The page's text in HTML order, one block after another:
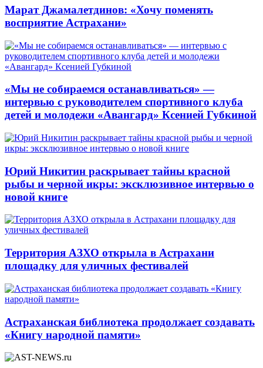
Марат Джамалетдинов: «Хочу поменять
восприятие Астрахани»
«Мы не собираемся останавливаться» —
интервью с руководителем спортивного клуба
детей и молодежи «Авангард» Ксенией Губкиной
Юрий Никитин раскрывает тайны красной
рыбы и черной икры: эксклюзивное интервью о
новой книге
Территория АЗХО открыла в Астрахани
площадку для уличных фестивалей
Астраханская библиотека продолжает создавать
«Книгу народной памяти»